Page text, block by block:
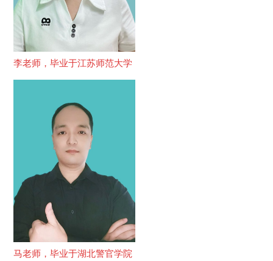
李老师，毕业于江苏师范大学
马老师，毕业于湖北警官学院